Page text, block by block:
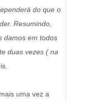
do que o
Resumindo,
damos em todos
duas vezes ( na
uma vez a